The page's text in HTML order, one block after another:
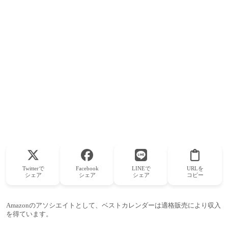
Twitterで
シェア
Facebook
シェア
LINEで
シェア
URLを
コピー
Amazonのアソシエイトとして、ベストカレンダーは適格販売により収入
を得ています。